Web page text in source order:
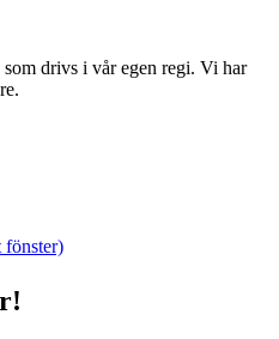
drivs i vår egen regi. Vi har
fönster)